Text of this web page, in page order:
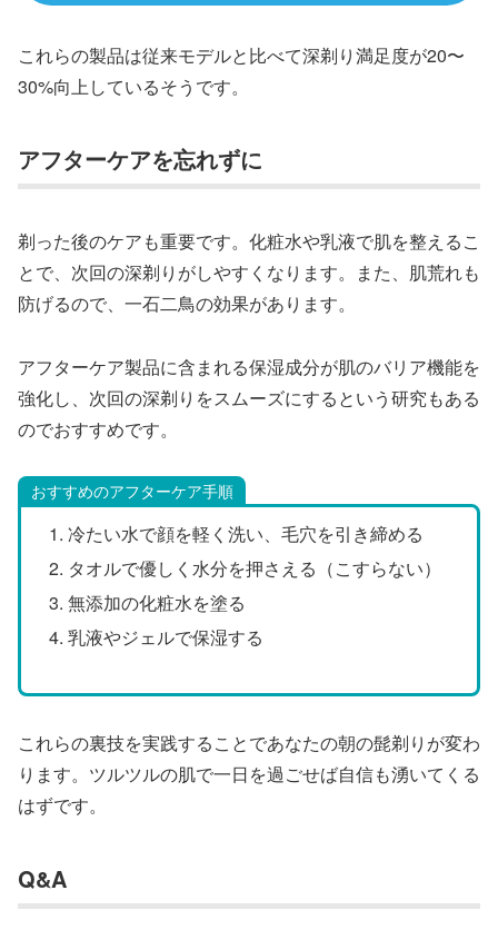
これらの製品は従来モデルと比べて深剃り満足度が20〜
30%向上しているそうです。
アフターケアを忘れずに
剃った後のケアも重要です。化粧水や乳液で肌を整えるこ
とで、次回の深剃りがしやすくなります。また、肌荒れも
防げるので、一石二鳥の効果があります。
アフターケア製品に含まれる保湿成分が肌のバリア機能を
強化し、次回の深剃りをスムーズにするという研究もある
のでおすすめです。
おすすめのアフターケア手順
冷たい水で顔を軽く洗い、毛穴を引き締める
タオルで優しく水分を押さえる（こすらない）
無添加の化粧水を塗る
乳液やジェルで保湿する
これらの裏技を実践することであなたの朝の髭剃りが変わ
ります。ツルツルの肌で一日を過ごせば自信も湧いてくる
はずです。
Q&A